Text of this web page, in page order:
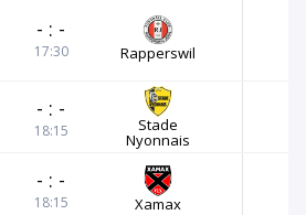
- : -
17:30 Rapperswil
- : -
18:15 Stade
Nyonnais
- : -
18:15
Xamax